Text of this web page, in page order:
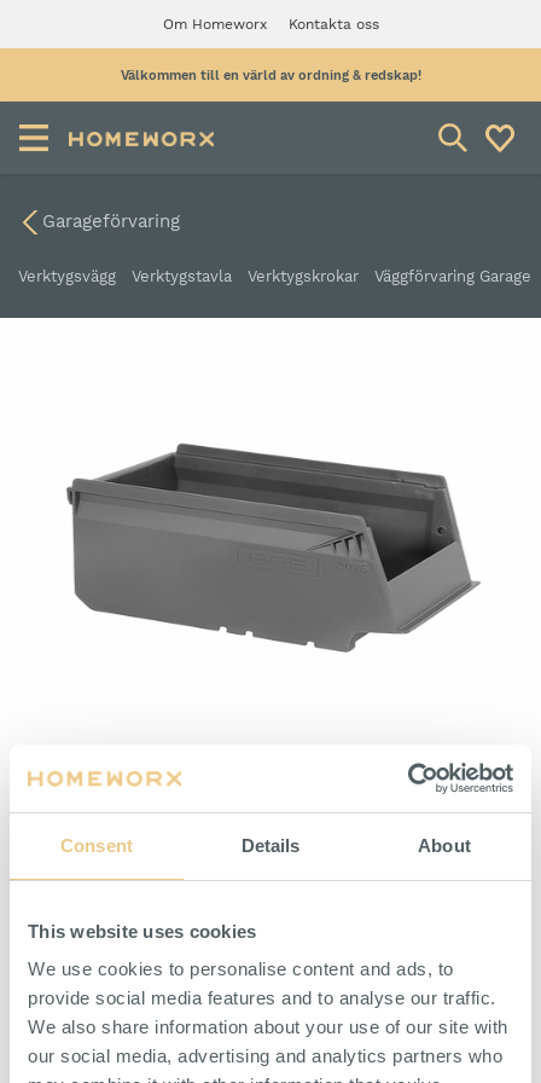
Consent Details About
This website uses cookies
We use cookies to personalise content and ads, to
provide social media features and to analyse our traffic.
We also share information about your use of our site with
our social media, advertising and analytics partners who
Om Homeworx Kontakta oss
Välkommen till en värld av ordning & redskap!
Garageförvaring
Verktygsvägg Verktygstavla Verktygskrokar Väggförvaring Garage
Plastback 1-liter Grå
ARTIKELNUMMER 4-3075-3
BESKRIVNING SPECIFIKATION
Mångsidig plastback för varierad förvaring som lämpar sig för
lager, industri, verkstad eller garage. Tillverkad i polypropylen
och därmed tålig mot kemikalier och oljor, vilket är extra viktigt